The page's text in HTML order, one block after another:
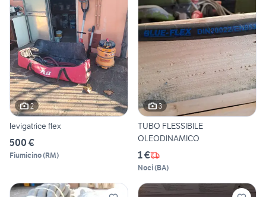
2
levigatrice flex
500 €
Fiumicino(RM)
3
TUBO FLESSIBILE
OLEODINAMICO
1 €
Noci(BA)